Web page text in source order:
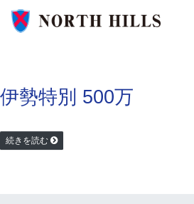
伊勢特別 500万
続きを読む